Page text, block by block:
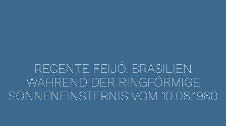
REGENTE FEIJÓ, BRASILIEN
WÄHREND DER RINGFÖRMIGE
SONNENFINSTERNIS VOM 10.08.1980